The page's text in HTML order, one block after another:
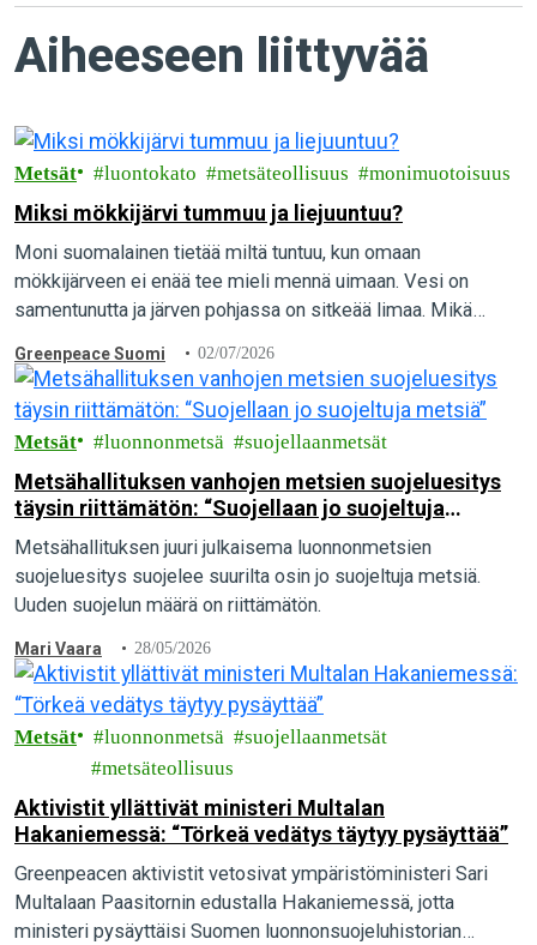
Aiheeseen liittyvää
Metsät luontokato metsäteollisuus monimuotoisuus
Miksi mökkijärvi tummuu ja liejuuntuu?
Moni suomalainen tietää miltä tuntuu, kun omaan
mökkijärveen ei enää tee mieli mennä uimaan. Vesi on
samentunutta ja järven pohjassa on sitkeää limaa. Mikä
Greenpeace Suomi 02/07/2026
Metsät luonnonmetsä suojellaanmetsät
Metsähallituksen vanhojen metsien suojeluesitys
täysin riittämätön: “Suojellaan jo suojeltuja
metsiä”
Metsähallituksen juuri julkaisema luonnonmetsien
suojeluesitys suojelee suurilta osin jo suojeltuja metsiä.
Uuden suojelun määrä on riittämätön.
Mari Vaara 28/05/2026
Metsät luonnonmetsä
suojellaanmetsät
metsäteollisuus
Aktivistit yllättivät ministeri Multalan
Hakaniemessä: “Törkeä vedätys täytyy pysäyttää”
Greenpeacen aktivistit vetosivat ympäristöministeri Sari
Multalaan Paasitornin edustalla Hakaniemessä, jotta
ministeri pysäyttäisi Suomen luonnonsuojeluhistorian